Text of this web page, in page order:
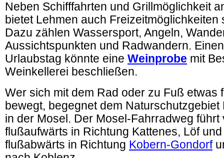
Neben Schifffahrten und Grillmöglichkeit
bietet Lehmen auch Freizeitmöglichkeiten
Dazu zählen Wassersport, Angeln,
Aussichtspunkten und Radwandern.
Urlaubstag könnte eine Weinprobe mit
Weinkellerei beschließen.
Wer sich mit dem Rad oder zu Fuß etwas
bewegt, begegnet dem
in der Mosel. Der Mosel-Fahrradweg führt
flußaufwärts in Richtung Kattenes, Löf
flußabwärts in Richtung Kobern-Gondorf